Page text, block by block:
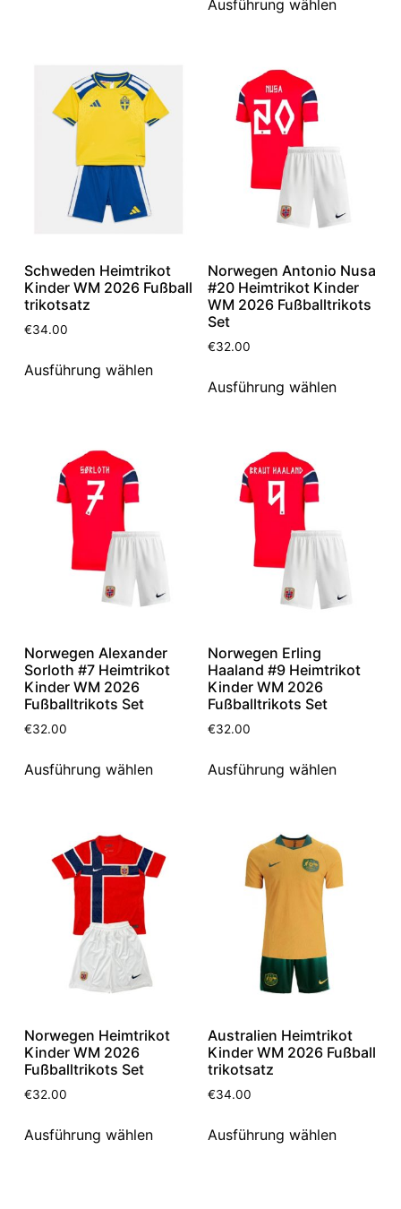
Ausführung wählen
Schweden Heimtrikot
Kinder WM 2026 Fußball
trikotsatz
€34.00
Ausführung wählen
Norwegen Antonio Nusa
#20 Heimtrikot Kinder
WM 2026 Fußballtrikots
Set
€32.00
Ausführung wählen
Norwegen Alexander
Sorloth #7 Heimtrikot
Kinder WM 2026
Fußballtrikots Set
€32.00
Ausführung wählen
Norwegen Erling
Haaland #9 Heimtrikot
Kinder WM 2026
Fußballtrikots Set
€32.00
Ausführung wählen
Norwegen Heimtrikot
Kinder WM 2026
Fußballtrikots Set
€32.00
Ausführung wählen
Australien Heimtrikot
Kinder WM 2026 Fußball
trikotsatz
€34.00
Ausführung wählen